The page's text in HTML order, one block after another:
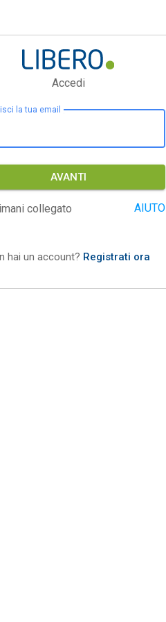
Accedi
la tua email
AVANTI
collegato AIUTO
hai un account? Registrati ora